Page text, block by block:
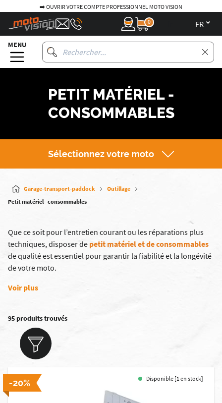
➡️ OUVRIR VOTRE COMPTE PROFESSIONNEL MOTO VISION
0
MENU
PETIT MATÉRIEL -
CONSOMMABLES
Sélectionnez votre moto
Garage-transport-paddock
Outillage
Petit matériel - consommables
Que ce soit pour l’entretien courant ou les réparations plus
techniques, disposer de petit matériel et de consommables
de qualité est essentiel pour garantir la fiabilité et la longévité
de votre moto.
Voir plus
95 produits trouvés
-20% Disponible [1 en stock]